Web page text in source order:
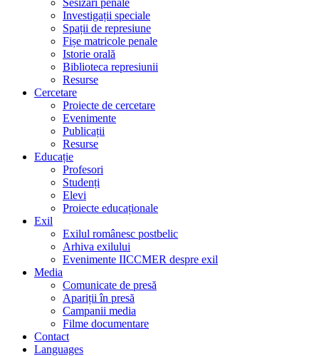
Sesizări penale
Investigații speciale
Spații de represiune
Fișe matricole penale
Istorie orală
Biblioteca represiunii
Resurse
Cercetare
Proiecte de cercetare
Evenimente
Publicații
Resurse
Educație
Profesori
Studenți
Elevi
Proiecte educaționale
Exil
Exilul românesc postbelic
Arhiva exilului
Evenimente IICCMER despre exil
Media
Comunicate de presă
Apariții în presă
Campanii media
Filme documentare
Contact
Languages